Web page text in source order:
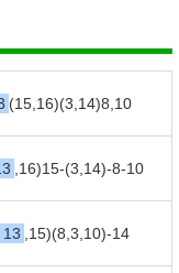
(15,16)(3,14)8,10
,16)15-(3,14)-8-10
13 ,15)(8,3,10)-14